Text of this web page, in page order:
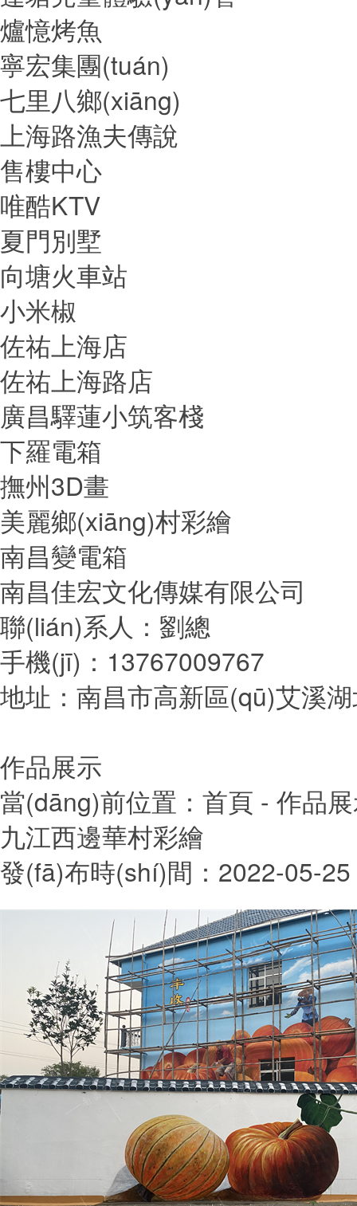
爐憶烤魚
寧宏集團(tuán)
七里八鄉(xiāng)
上海路漁夫傳說
售樓中心
唯酷KTV
夏門別墅
向塘火車站
小米椒
佐祐上海店
佐祐上海路店
廣昌驛蓮小筑客棧
下羅電箱
撫州3D畫
美麗鄉(xiāng)村彩繪
南昌變電箱
南昌佳宏文化傳媒有限公司
聯(lián)系人：劉總
手機(jī)：13767009767
地址：南昌市高新區(qū)艾溪
作品展示
當(dāng)前位置： 首頁 - 作品
九江西邊華村彩繪
發(fā)布時(shí)間：2022-05-25